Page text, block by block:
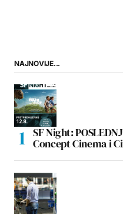
NAJNOVIJE...
SF Night:
Concept Cinema i